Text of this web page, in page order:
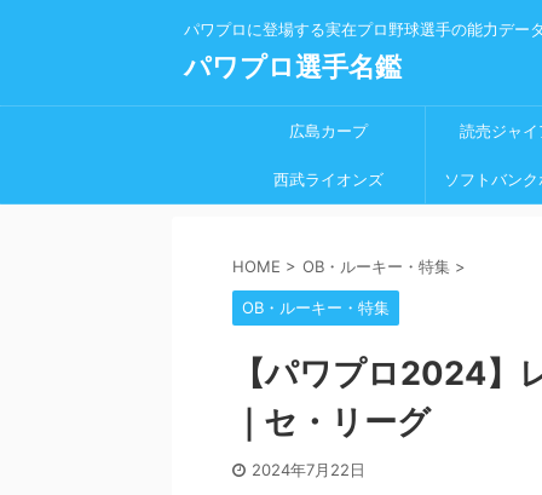
パワプロに登場する実在プロ野球選手の能力デー
パワプロ選手名鑑
広島カープ 読売ジャイ
西武ライオンズ ソフトバン
HOME > OB・ルーキー・特集 >
OB・ルーキー・特集
【パワプロ2024】
｜セ・リーグ
2024年7月22日